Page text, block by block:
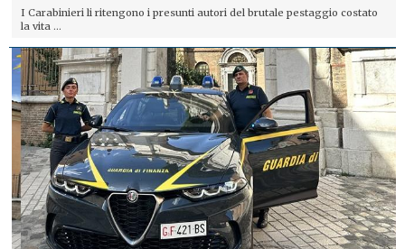
I Carabinieri li ritengono i presunti autori del brutale pestaggio costato
la vita ...